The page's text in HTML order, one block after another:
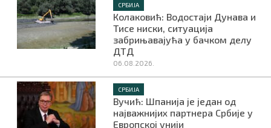
СРБИЈА
Колаковић: Водостаји Дунава и
Тисе ниски, ситуација
забрињавајућа у бачком делу
ДТД
06.08.2026.
СРБИЈА
Вучић: Шпанија је један од
најважнијих партнера Србије у
Европској унији